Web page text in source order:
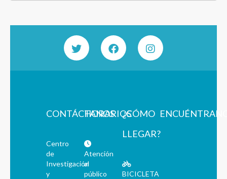
CONTÁCTANOS
Centro
de
Investigación
y
HORARIOS
Atención
al
público
¿CÓMO
LLEGAR?
BICICLETA